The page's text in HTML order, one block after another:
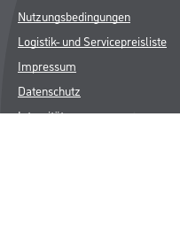
Nutzungsbedingungen
Logistik- und Servicepreisliste
Impressum
Datenschutz
Integrität